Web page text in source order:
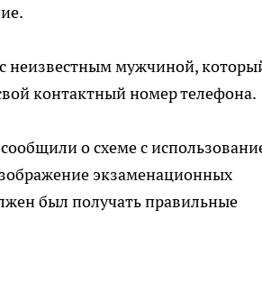
неизвестным мужчиной,
контактный номер телефона.
о схеме с
экзаменационных
был получать правильные